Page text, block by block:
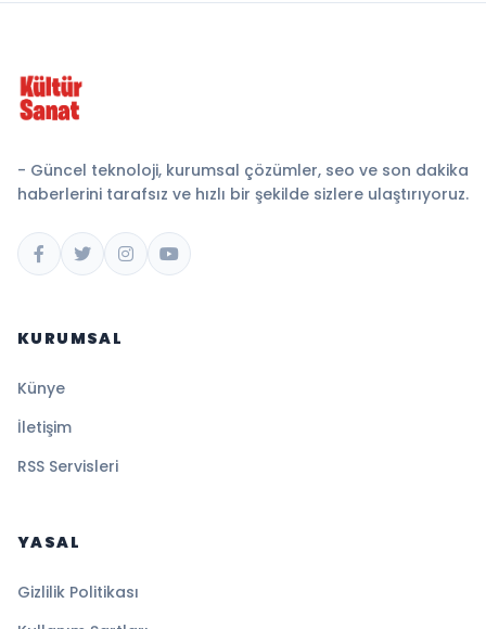
- Güncel teknoloji, kurumsal çözümler, seo ve son dakika
haberlerini tarafsız ve hızlı bir şekilde sizlere ulaştırıyoruz.
KURUMSAL
Künye
İletişim
RSS Servisleri
YASAL
Gizlilik Politikası